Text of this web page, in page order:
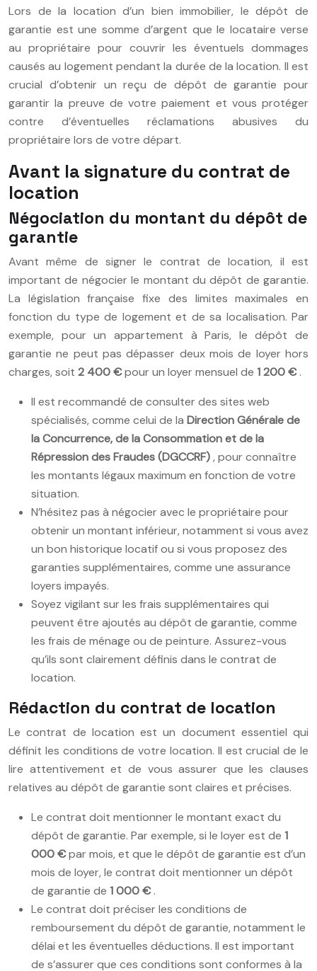
Lors de la location d’un bien immobilier, le dépôt de
garantie est une somme d’argent que le locataire verse
au propriétaire pour couvrir les éventuels dommages
causés au logement pendant la durée de la location. Il est
crucial d’obtenir un reçu de dépôt de garantie pour
garantir la preuve de votre paiement et vous protéger
contre d’éventuelles réclamations abusives du
propriétaire lors de votre départ.
Avant la signature du contrat de
location
Négociation du montant du dépôt de
garantie
Avant même de signer le contrat de location, il est
important de négocier le montant du dépôt de garantie.
La législation française fixe des limites maximales en
fonction du type de logement et de sa localisation. Par
exemple, pour un appartement à Paris, le dépôt de
garantie ne peut pas dépasser deux mois de loyer hors
charges, soit 2 400 €pour un loyer mensuel de 1 200 €.
Il est recommandé de consulter des sites web
spécialisés, comme celui de la Direction Générale de
la Concurrence, de la Consommation et de la
Répression des Fraudes (DGCCRF), pour connaître
les montants légaux maximum en fonction de votre
situation.
N’hésitez pas à négocier avec le propriétaire pour
obtenir un montant inférieur, notamment si vous avez
un bon historique locatif ou si vous proposez des
garanties supplémentaires, comme une assurance
loyers impayés.
Soyez vigilant sur les frais supplémentaires qui
peuvent être ajoutés au dépôt de garantie, comme
les frais de ménage ou de peinture. Assurez-vous
qu’ils sont clairement définis dans le contrat de
location.
Rédaction du contrat de location
Le contrat de location est un document essentiel qui
définit les conditions de votre location. Il est crucial de le
lire attentivement et de vous assurer que les clauses
relatives au dépôt de garantie sont claires et précises.
Le contrat doit mentionner le montant exact du
dépôt de garantie. Par exemple, si le loyer est de 1
000 €par mois, et que le dépôt de garantie est d’un
mois de loyer, le contrat doit mentionner un dépôt
de garantie de 1 000 €.
Le contrat doit préciser les conditions de
remboursement du dépôt de garantie, notamment le
délai et les éventuelles déductions. Il est important
de s’assurer que ces conditions sont conformes à la